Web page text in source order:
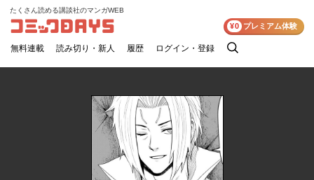
コミックDAYS
たくさん読める講談社のマンガWEB
無料連載 読み切り・新人 履歴 ログイン・登録
検
¥0 プレミアム体験